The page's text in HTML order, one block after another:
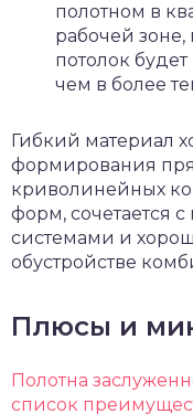
полотном в
рабочей
потолок
чем в более
Гибкий материал
формирования
криволинейных
форм, сочетается
системами и
обустройстве
Плюсы и
Полотна
список